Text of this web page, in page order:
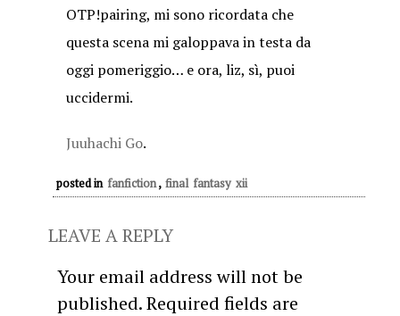
OTP!pairing, mi sono ricordata che
questa scena mi galoppava in testa da
oggi pomeriggio… e ora, liz, sì, puoi
uccidermi.
Juuhachi Go.
posted in fanfiction, final fantasy xii
LEAVE A REPLY
Your email address will not be
published.Required fields are